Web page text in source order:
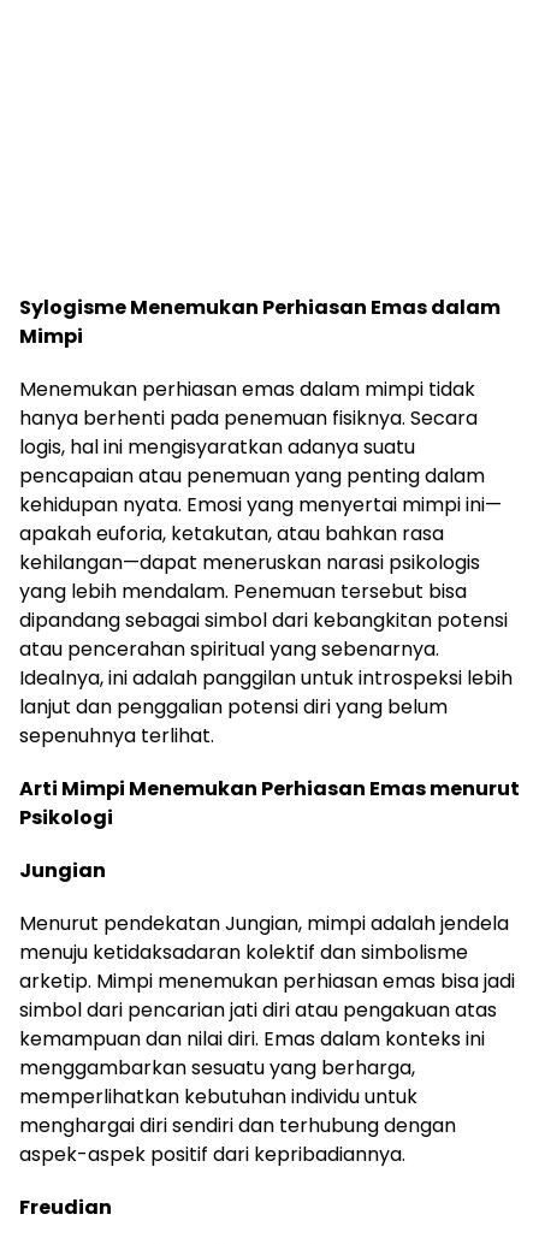
Sylogisme Menemukan Perhiasan Emas dalam
Mimpi
Menemukan perhiasan emas dalam mimpi tidak
hanya berhenti pada penemuan fisiknya. Secara
logis, hal ini mengisyaratkan adanya suatu
pencapaian atau penemuan yang penting dalam
kehidupan nyata. Emosi yang menyertai mimpi ini—
apakah euforia, ketakutan, atau bahkan rasa
kehilangan—dapat meneruskan narasi psikologis
yang lebih mendalam. Penemuan tersebut bisa
dipandang sebagai simbol dari kebangkitan potensi
atau pencerahan spiritual yang sebenarnya.
Idealnya, ini adalah panggilan untuk introspeksi lebih
lanjut dan penggalian potensi diri yang belum
sepenuhnya terlihat.
Arti Mimpi Menemukan Perhiasan Emas menurut
Psikologi
Jungian
Menurut pendekatan Jungian, mimpi adalah jendela
menuju ketidaksadaran kolektif dan simbolisme
arketip. Mimpi menemukan perhiasan emas bisa jadi
simbol dari pencarian jati diri atau pengakuan atas
kemampuan dan nilai diri. Emas dalam konteks ini
menggambarkan sesuatu yang berharga,
memperlihatkan kebutuhan individu untuk
menghargai diri sendiri dan terhubung dengan
aspek-aspek positif dari kepribadiannya.
Freudian